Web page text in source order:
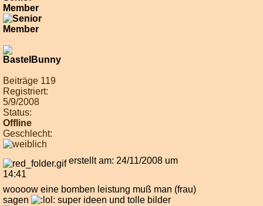
Member
Beiträge 119
Registriert:
5/9/2008
Status:
Offline
Geschlecht:
erstellt am: 24/11/2008 um
14:41
woooow eine bomben leistung muß man (frau)
sagen
super ideen und tolle bilder